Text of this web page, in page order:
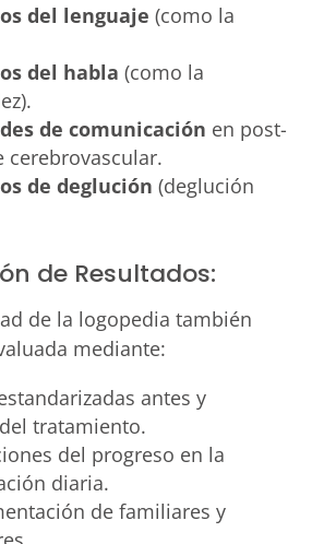
del lenguaje (como la
del habla (como la
de comunicación en post-
cerebrovascular.
de deglución (deglución
de Resultados:
de la logopedia también
mediante:
antes y
tratamiento.
del progreso en la
diaria.
de familiares y